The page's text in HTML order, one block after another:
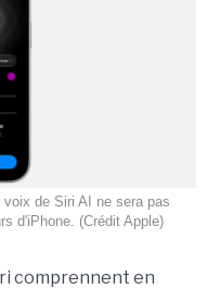
voix de Siri AI ne sera pas
d'iPhone. (Crédit Apple)
comprennent en